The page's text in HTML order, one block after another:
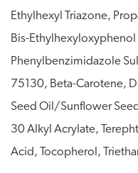
Ethylhexyl Triazone,
Bis-
Phenylbenzimidazole
75130, Beta-Carotene,
Seed Oil/Sunflower
30 Alkyl Acrylate,
Acid, Tocopherol,